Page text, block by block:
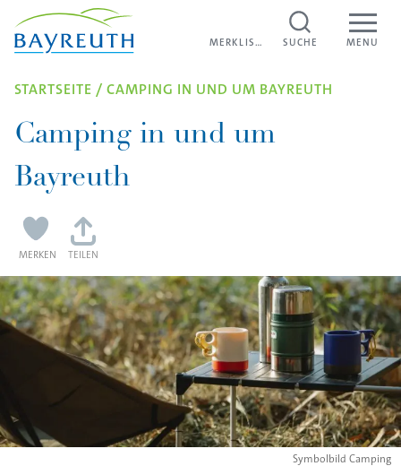
Direkt zum Inhalt
MENU
SUCHE
MERKLISTE
STARTSEITE / CAMPING IN UND UM BAYREUTH
Camping in und um
Bayreuth
MERKEN TEILEN
Symbolbild Camping